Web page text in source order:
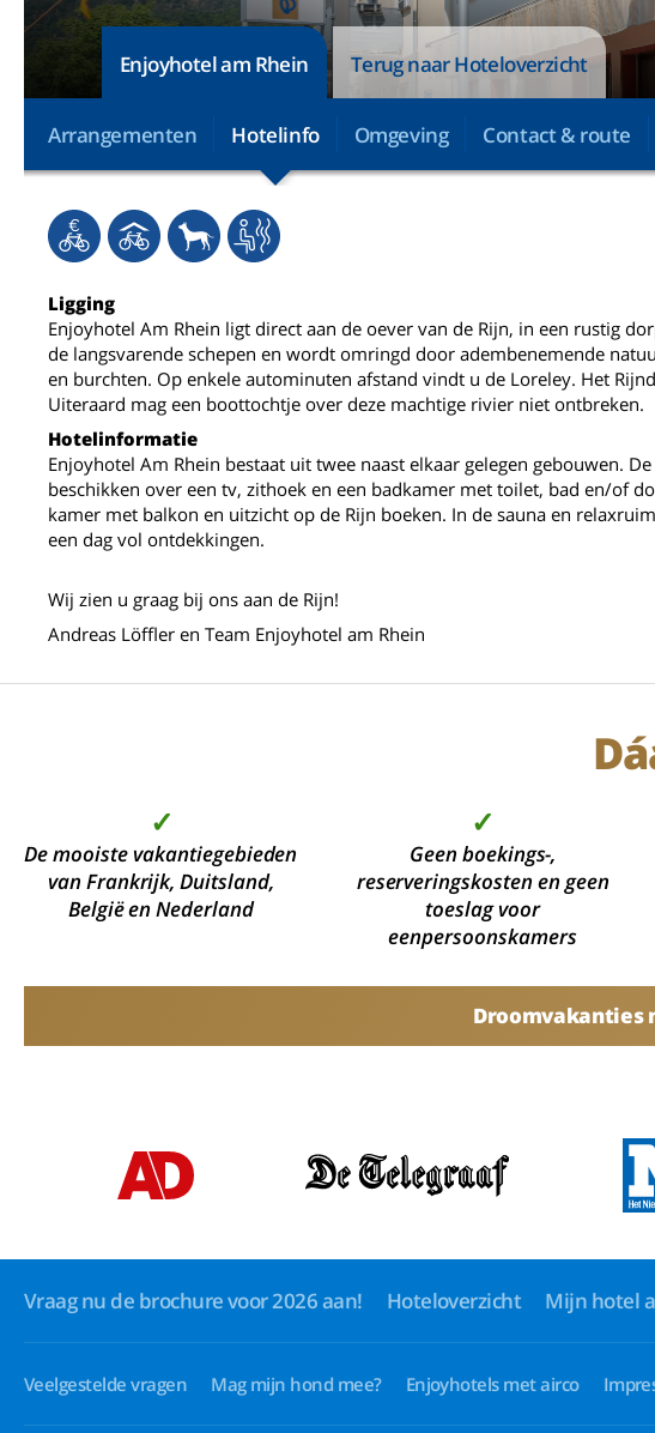
Enjoyhotel am Rhein Terug naar Hoteloverzicht
Arrangementen Hotelinfo Omgeving Contact & route
Ligging
Enjoyhotel Am Rhein ligt direct aan de oever van de Rijn, in een rustig
de langsvarende schepen en wordt omringd door adembenemende
en burchten. Op enkele autominuten afstand vindt u de Loreley. Het
Uiteraard mag een boottochtje over deze machtige rivier niet ontbreken.
Hotelinformatie
Enjoyhotel Am Rhein bestaat uit twee naast elkaar gelegen gebouwen.
beschikken over een tv, zithoek en een badkamer met toilet, bad en/of
kamer met balkon en uitzicht op de Rijn boeken. In de sauna en
een dag vol ontdekkingen.
Wij zien u graag bij ons aan de Rijn!
Andreas Löffler en Team Enjoyhotel am Rhein
✓
De mooiste vakantiegebieden
van Frankrijk, Duitsland,
België en Nederland
✓
Geen boekings-,
reserveringskosten en geen
toeslag voor
eenpersoonskamers
Droomvakanties
Vraag nu de brochure voor 2026 aan! Hoteloverzicht Mijn hotel
Veelgestelde vragen Mag mijn hond mee? Enjoyhotels met airco